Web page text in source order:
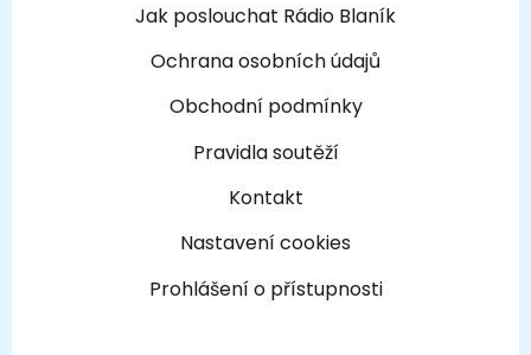
Jak poslouchat Rádio Blaník
Ochrana osobních údajů
Obchodní podmínky
Pravidla soutěží
Kontakt
Nastavení cookies
Prohlášení o přístupnosti